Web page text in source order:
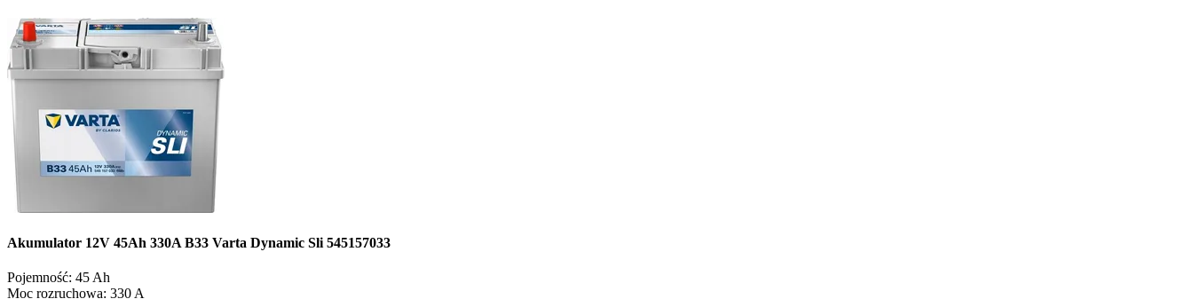
Akumulator 12V 45Ah 330A B33 Varta Dynamic Sli 545157033
Pojemność: 45 Ah
Moc rozruchowa: 330 A